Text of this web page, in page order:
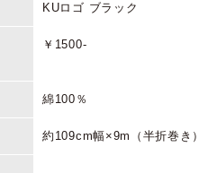
KUロゴ ブラック
￥1500-
綿100％
約109cm幅×9m（半折巻き）